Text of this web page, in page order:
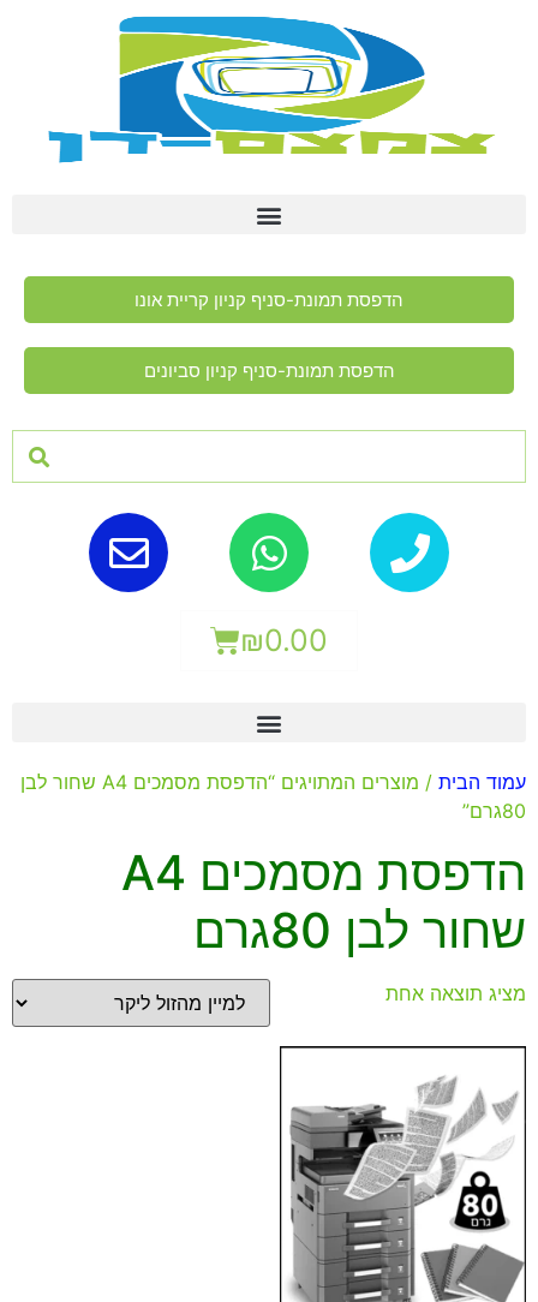
הדפסת תמונת-סניף קניון קריית אונו
הדפסת תמונת-סניף קניון סביונים
₪0.00
עמוד הבית
/ מוצרים המתויגים “הדפסת מסמכים A4 שחור לבן
80גרם”
הדפסת מסמכים A4
שחור לבן 80גרם
מציג תוצאה אחת